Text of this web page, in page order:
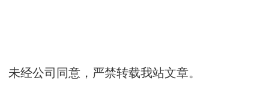
未经公司同意，严禁转载我站文章。